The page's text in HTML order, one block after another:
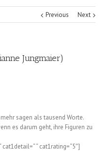
Previous Next
Jungmaier)
sagen als tausend Worte.
es darum geht, ihre Figuren zu
“ cat1rating=“5″]